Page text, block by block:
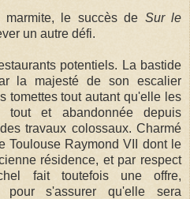
le succès de Sur le
un autre défi.
potentiels. La bastide
la majesté de son escalier
tomettes tout autant qu'elle les
et abandonnée depuis
travaux colossaux. Charmé
Toulouse Raymond VII dont le
résidence, et par respect
fait toutefois une offre,
pour s'assurer qu'elle sera